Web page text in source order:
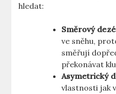
hledat:
Směrový
ve sněhu,
směřují
překonávat
Asymetrický
vlastnosti jak